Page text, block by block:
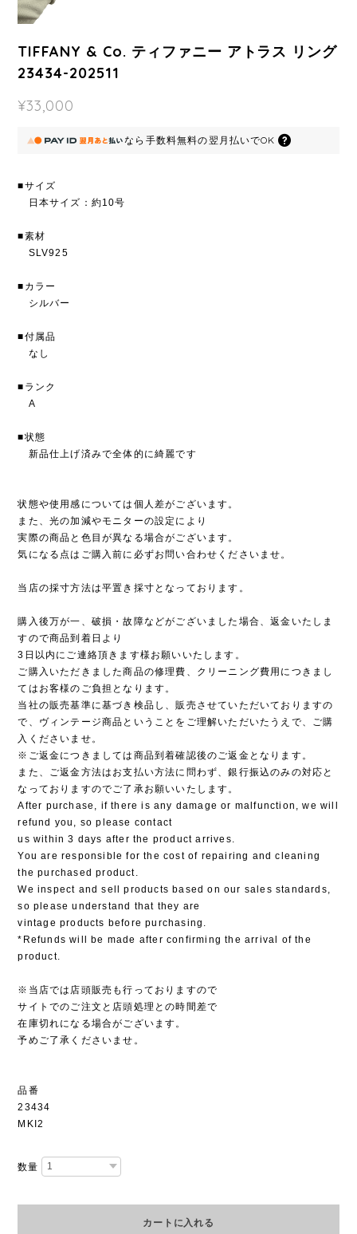
TIFFANY & Co. ティファニー アトラス リング
23434-202511
¥33,000
なら 手数料無料の翌月払いでOK
■サイズ
日本サイズ：約10号
■素材
SLV925
■カラー
シルバー
■付属品
なし
■ランク
A
■状態
新品仕上げ済みで全体的に綺麗です
状態や使用感については個人差がございます。
また、光の加減やモニターの設定により
実際の商品と色目が異なる場合がございます。
気になる点はご購入前に必ずお問い合わせくださいませ。
当店の採寸方法は平置き採寸となっております。
購入後万が一、破損・故障などがございました場合、返金いたしま
すので商品到着日より
3日以内にご連絡頂きます様お願いいたします。
ご購入いただきました商品の修理費、クリーニング費用につきまし
てはお客様のご負担となります。
当社の販売基準に基づき検品し、販売させていただいておりますの
で、ヴィンテージ商品ということをご理解いただいたうえで、ご購
入くださいませ。
※ご返金につきましては商品到着確認後のご返金となります。
また、ご返金方法はお支払い方法に問わず、銀行振込のみの対応と
なっておりますのでご了承お願いいたします。
After purchase, if there is any damage or malfunction, we will
refund you, so please contact
us within 3 days after the product arrives.
You are responsible for the cost of repairing and cleaning
the purchased product.
We inspect and sell products based on our sales standards,
so please understand that they are
vintage products before purchasing.
*Refunds will be made after confirming the arrival of the
product.
※当店では店頭販売も行っておりますので
サイトでのご注文と店頭処理との時間差で
在庫切れになる場合がございます。
予めご了承くださいませ。
品番
23434
MKI2
数量
カートに入れる